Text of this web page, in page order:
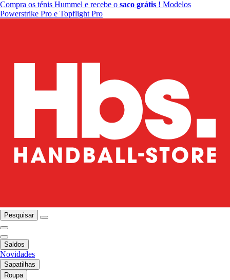
Compra os ténis Hummel e recebe o saco grátis ! Modelos
Powerstrike Pro e Topflight Pro
Pesquisar
Saldos
Novidades
Sapatilhas
Roupa